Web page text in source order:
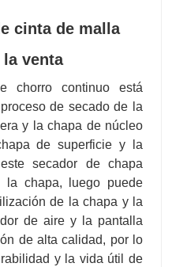
cinta de malla
venta
chorro continuo está
de secado de la
y la chapa de núcleo
de superficie y la
secador de chapa
la chapa, luego puede
de la chapa y la
de aire y la pantalla
de alta calidad, por lo
y la vida útil de